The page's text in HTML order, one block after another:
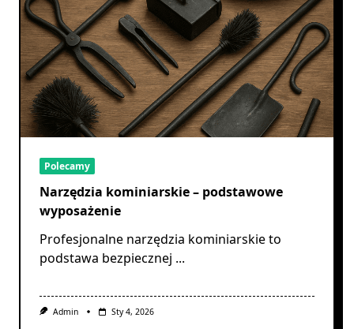
Polecamy
Narzędzia kominiarskie – podstawowe
wyposażenie
Profesjonalne narzędzia kominiarskie to
podstawa bezpiecznej ...
Admin Sty 4, 2026